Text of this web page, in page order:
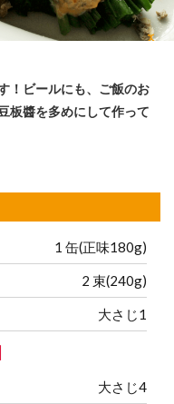
！ビールにも、ご飯のお
板醬を多めにして作って
1 缶(正味180g)
2 束(240g)
大さじ1
大さじ4